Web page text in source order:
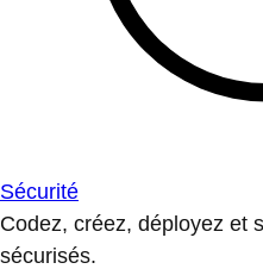
Sécurité
Codez, créez, déployez et
sécurisés.